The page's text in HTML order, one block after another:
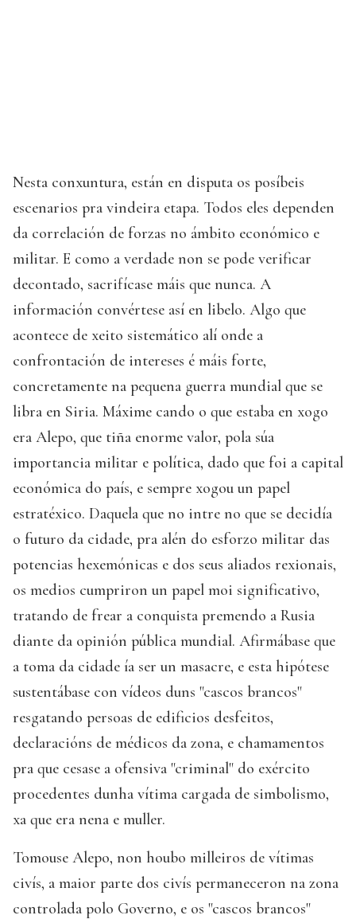
Nesta conxuntura, están en disputa os posíbeis
escenarios pra vindeira etapa. Todos eles dependen
da correlación de forzas no ámbito económico e
militar. E como a verdade non se pode verificar
decontado, sacrifícase máis que nunca. A
información convértese así en libelo. Algo que
acontece de xeito sistemático alí onde a
confrontación de intereses é máis forte,
concretamente na pequena guerra mundial que se
libra en Siria. Máxime cando o que estaba en xogo
era Alepo, que tiña enorme valor, pola súa
importancia militar e política, dado que foi a capital
económica do país, e sempre xogou un papel
estratéxico. Daquela que no intre no que se decidía
o futuro da cidade, pra alén do esforzo militar das
potencias hexemónicas e dos seus aliados rexionais,
os medios cumpriron un papel moi significativo,
tratando de frear a conquista premendo a Rusia
diante da opinión pública mundial. Afirmábase que
a toma da cidade ía ser un masacre, e esta hipótese
sustentábase con vídeos duns "cascos brancos"
resgatando persoas de edificios desfeitos,
declaracións de médicos da zona, e chamamentos
pra que cesase a ofensiva "criminal" do exército
procedentes dunha vítima cargada de simbolismo,
xa que era nena e muller.
Tomouse Alepo, non houbo milleiros de vítimas
civís, a maior parte dos civís permaneceron na zona
controlada polo Governo, e os "cascos brancos"